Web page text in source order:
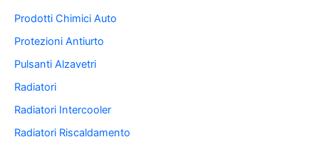
Prodotti Chimici Auto
Protezioni Antiurto
Pulsanti Alzavetri
Radiatori
Radiatori Intercooler
Radiatori Riscaldamento